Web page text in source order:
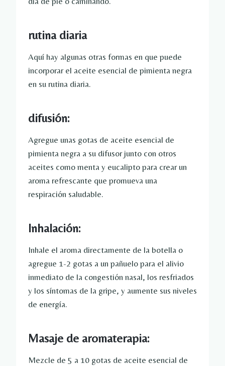
rutina diaria
Aquí hay algunas otras formas en que puede
incorporar el aceite esencial de pimienta negra
en su rutina diaria.
difusión:
Agregue unas gotas de aceite esencial de
pimienta negra a su difusor junto con otros
aceites como menta y eucalipto para crear un
aroma refrescante que promueva una
respiración saludable.
Inhalación:
Inhale el aroma directamente de la botella o
agregue 1-2 gotas a un pañuelo para el alivio
inmediato de la congestión nasal, los resfriados
y los síntomas de la gripe, y aumente sus niveles
de energía.
Masaje de aromaterapia:
Mezcle de 5 a 10 gotas de aceite esencial de